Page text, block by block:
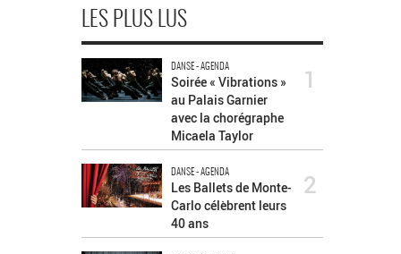
LES PLUS LUS
DANSE - AGENDA
Soirée « Vibrations »
au Palais Garnier
avec la chorégraphe
Micaela Taylor
1
DANSE - AGENDA
Les Ballets de Monte-
Carlo célèbrent leurs
40 ans
2